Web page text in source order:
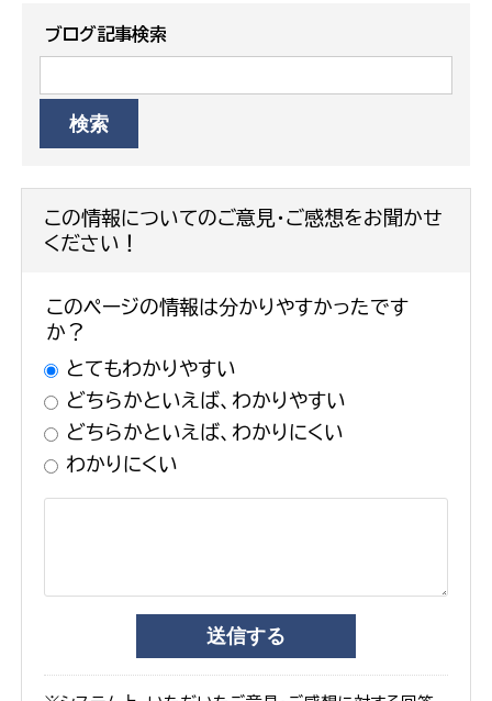
ブログ記事検索
この情報についてのご意見・ご感想をお聞かせ
ください！
このページの情報は分かりやすかったです
か？
とてもわかりやすい
どちらかといえば、わかりやすい
どちらかといえば、わかりにくい
わかりにくい